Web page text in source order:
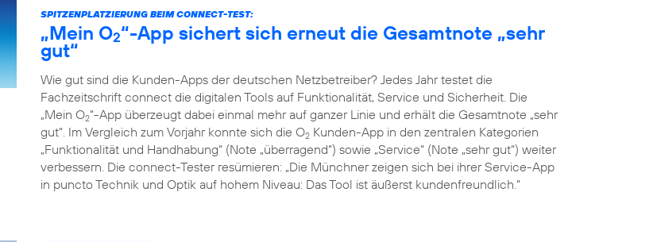
SPITZENPLATZIERUNG BEIM CONNECT-TEST:
„Mein O2“-App sichert sich erneut die Gesamtnote „sehr
gut“
Wie gut sind die Kunden-Apps der deutschen Netzbetreiber? Jedes Jahr testet die
Fachzeitschrift connect die digitalen Tools auf Funktionalität, Service und Sicherheit. Die
„Mein O2“-App überzeugt dabei einmal mehr auf ganzer Linie und erhält die Gesamtnote „sehr
gut“. Im Vergleich zum Vorjahr konnte sich die O2 Kunden-App in den zentralen Kategorien
„Funktionalität und Handhabung“ (Note „überragend“) sowie „Service“ (Note „sehr gut“) weiter
verbessern. Die connect-Tester resümieren: „Die Münchner zeigen sich bei ihrer Service-App
in puncto Technik und Optik auf hohem Niveau: Das Tool ist äußerst kundenfreundlich.“